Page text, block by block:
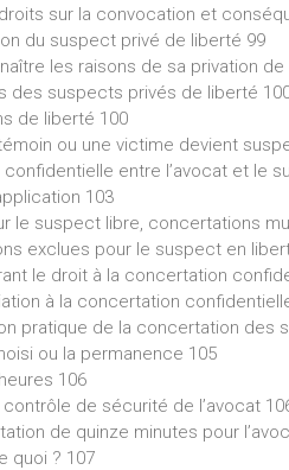
sur la convocation et
du suspect privé de liberté 99
les raisons de sa privation
des suspects privés de liberté
de liberté 100
ou une victime devient
entre l’avocat et le
103
le suspect libre, concertations
exclues pour le suspect en
le droit à la concertation
à la concertation
pratique de la concertation des
ou la permanence 105
106
de sécurité de l’avocat
de quinze minutes pour
quoi ? 107